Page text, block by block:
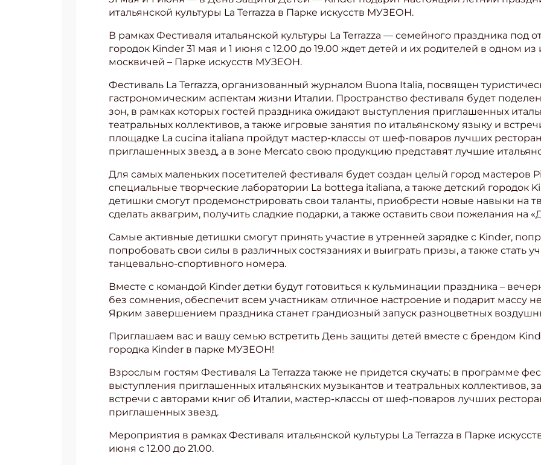
итальянской культуры La Terrazza в Парке искусств МУЗЕОН.
В рамках Фестиваля итальянской культуры La Terrazza — семейного праздника
городок Kinder 31 мая и 1 июня с 12.00 до 19.00 ждет детей и их родителей в одном
москвичей – Парке искусств МУЗЕОН.
Фестиваль La Terrazza, организованный журналом Buona Italia, посвящен
гастрономическим аспектам жизни Италии. Пространство фестиваля будет
зон, в рамках которых гостей праздника ожидают выступления приглашенных
театральных коллективов, а также игровые занятия по итальянскому языку и
площадке La cucina italiana пройдут мастер-классы от шеф-поваров лучших
приглашенных звезд, а в зоне Mercato свою продукцию представят лучшие
Для самых маленьких посетителей фестиваля будет создан целый город мастеров
специальные творческие лаборатории La bottega italiana, а также детский городок
детишки смогут продемонстрировать свои таланты, приобрести новые навыки на
сделать аквагрим, получить сладкие подарки, а также оставить свои пожелания на
Самые активные детишки смогут принять участие в утренней зарядке с Kinder,
попробовать свои силы в различных состязаниях и выиграть призы, а также стать
танцевально-спортивного номера.
Вместе с командой Kinder детки будут готовиться к кульминации праздника –
без сомнения, обеспечит всем участникам отличное настроение и подарит массу
Ярким завершением праздника станет грандиозный запуск разноцветных
Приглашаем вас и вашу семью встретить День защиты детей вместе с брендом
городка Kinder в парке МУЗЕОН!
Взрослым гостям Фестиваля La Terrazza также не придется скучать: в программе
выступления приглашенных итальянских музыкантов и театральных коллективов,
встречи с авторами книг об Италии, мастер-классы от шеф-поваров лучших
приглашенных звезд.
Мероприятия в рамках Фестиваля итальянской культуры La Terrazza в Парке
июня с 12.00 до 21.00.